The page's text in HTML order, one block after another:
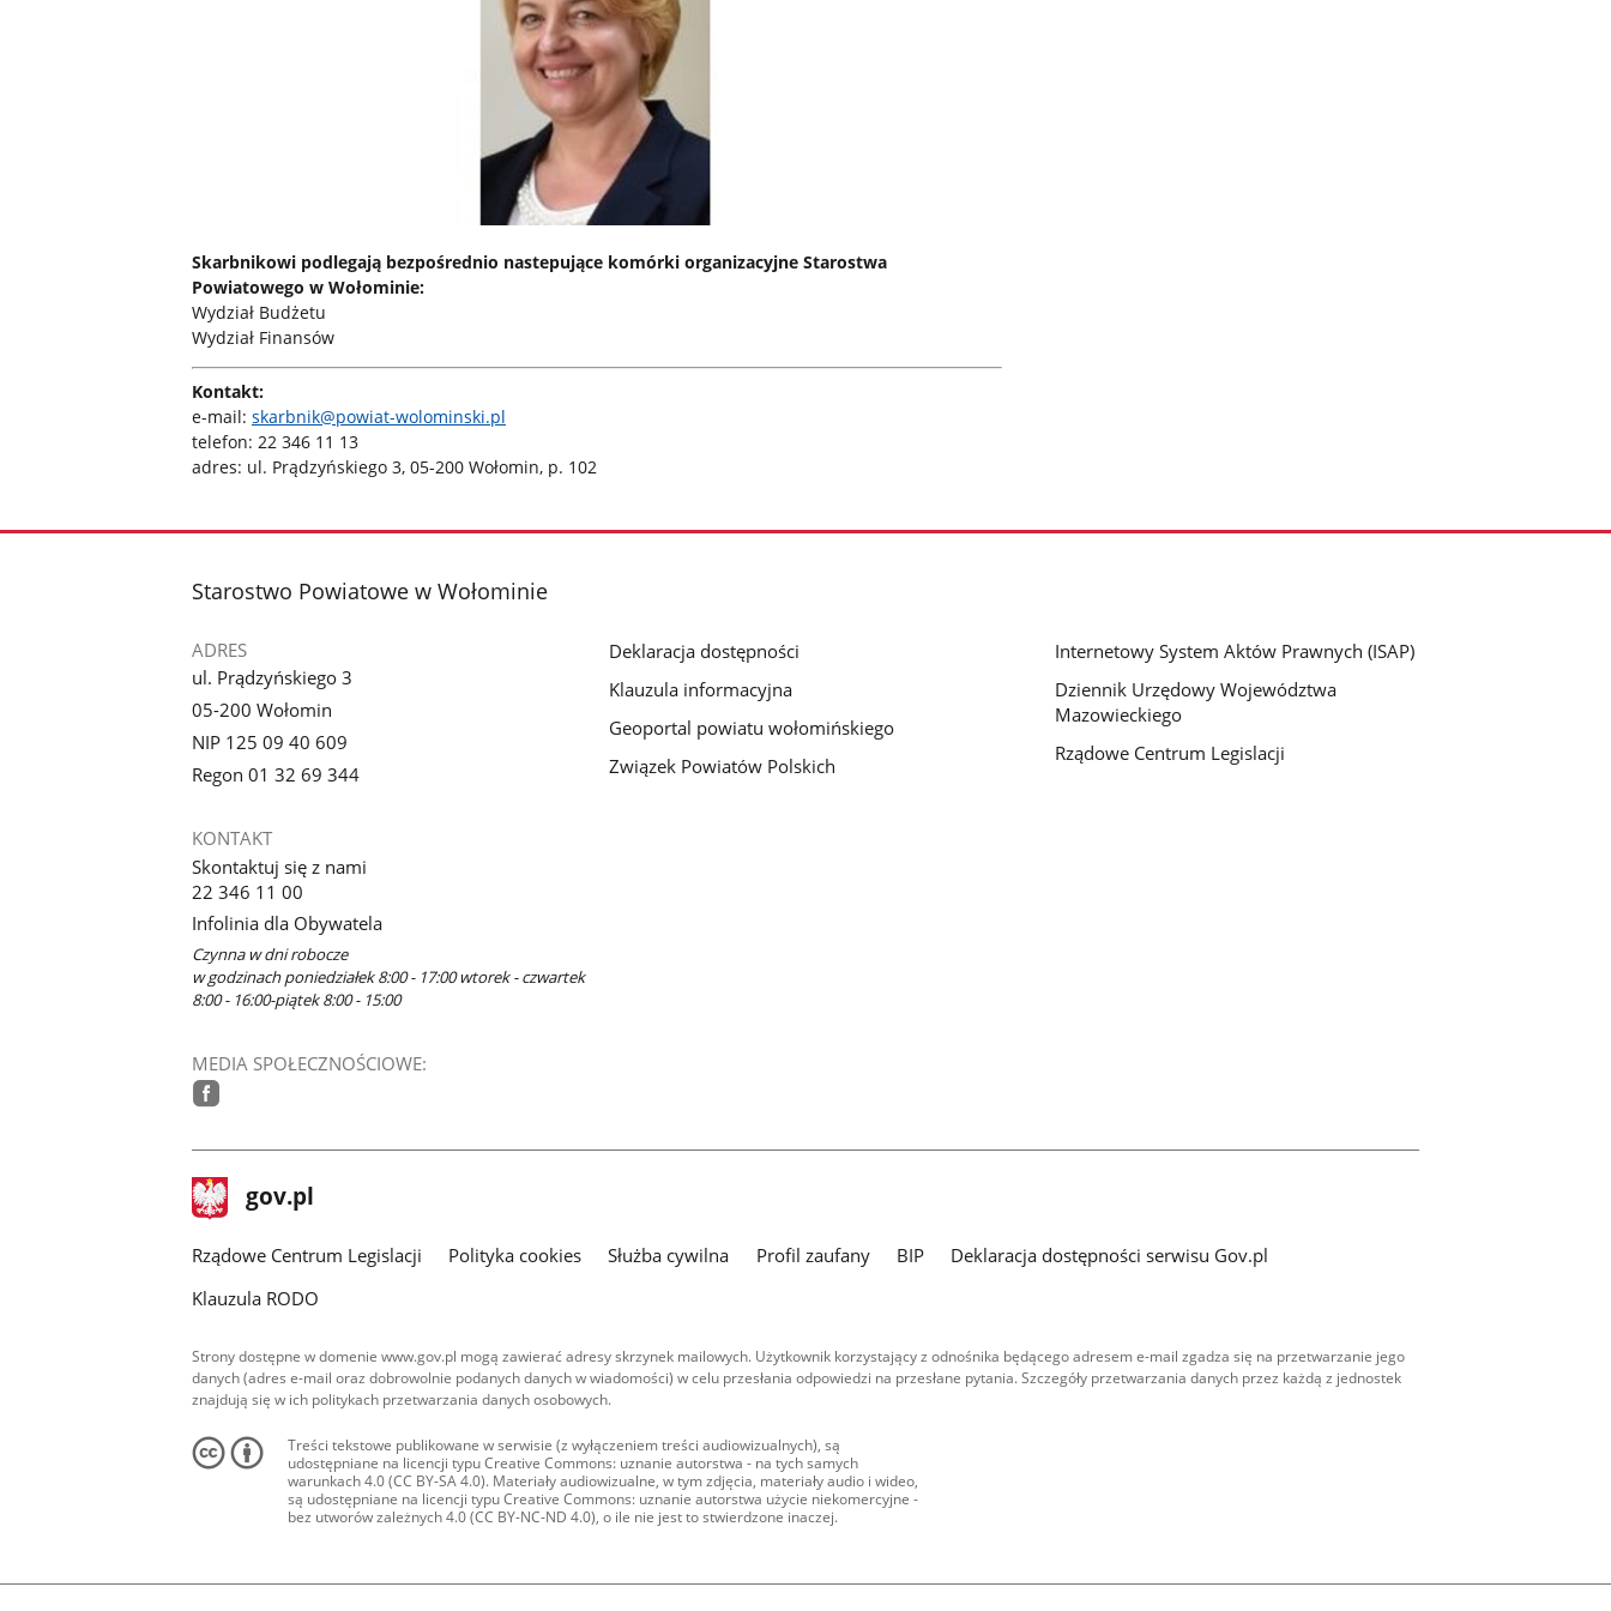
Skarbnikowi podlegają bezpośrednio nastepujące komórki organizacyjne Starostwa
Powiatowego w Wołominie:
Wydział Budżetu
Wydział Finansów
Kontakt:
e-mail: skarbnik@powiat-wolominski.pl
telefon: 22 346 11 13
adres: ul. Prądzyńskiego 3, 05-200 Wołomin, p. 102
stopka
Starostwo Powiatowe w Wołominie
ADRES
ul. Prądzyńskiego 3
05-200 Wołomin
NIP 125 09 40 609
Regon 01 32 69 344
KONTAKT
Skontaktuj się z nami
22 346 11 00
Infolinia dla Obywatela
Czynna w dni robocze
w godzinach poniedziałek 8:00 - 17:00 wtorek - czwartek
8:00 - 16:00-piątek 8:00 - 15:00
MEDIA SPOŁECZNOŚCIOWE:
Deklaracja dostępności
Klauzula informacyjna
Geoportal powiatu wołomińskiego
Związek Powiatów Polskich
Internetowy System Aktów Prawnych (ISAP)
Dziennik Urzędowy Województwa
Mazowieckiego
Rządowe Centrum Legislacji
stopka
gov.pl Strona
gov.pl
Rządowe Centrum Legislacji Polityka cookies Służba cywilna Profil zaufany BIP
Deklaracja dostępności serwisu Gov.pl
Klauzula RODO
Strony dostępne w domenie www.gov.pl mogą zawierać adresy skrzynek mailowych. Użytkownik korzystający z odnośnika będącego adresem e-mail zgadza się na przetwarzanie jego
danych (adres e-mail oraz dobrowolnie podanych danych w wiadomości) w celu przesłania odpowiedzi na przesłane pytania. Szczegóły przetwarzania danych przez każdą z jednostek
znajdują się w ich politykach przetwarzania danych osobowych.
Treści tekstowe publikowane w serwisie (z wyłączeniem treści audiowizualnych), są
udostępniane na licencji typu Creative Commons: uznanie autorstwa - na tych samych
warunkach 4.0 (CC BY-SA 4.0). Materiały audiowizualne, w tym zdjęcia, materiały audio i wideo,
są udostępniane na licencji typu Creative Commons: uznanie autorstwa użycie niekomercyjne -
bez utworów zależnych 4.0 (CC BY-NC-ND 4.0), o ile nie jest to stwierdzone inaczej.